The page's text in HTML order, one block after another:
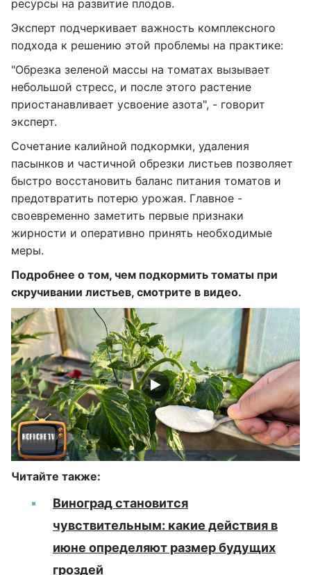
ресурсы на развитие плодов.
Эксперт подчеркивает важность комплексного
подхода к решению этой проблемы на практике:
"Обрезка зеленой массы на томатах вызывает
небольшой стресс, и после этого растение
приостанавливает усвоение азота", - говорит
эксперт.
Сочетание калийной подкормки, удаления
пасынков и частичной обрезки листьев позволяет
быстро восстановить баланс питания томатов и
предотвратить потерю урожая. Главное -
своевременно заметить первые признаки
жирности и оперативно принять необходимые
меры.
Подробнее о том, чем подкормить томаты при
скручивании листьев, смотрите в видео.
Читайте также:
Виноград становится
чувствительным: какие действия в
июне определяют размер будущих
гроздей